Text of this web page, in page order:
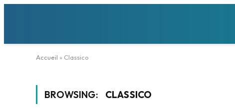
Accueil » Classico
BROWSING: CLASSICO